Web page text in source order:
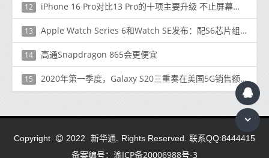
12 iPhone 16 Pro对比13 Pro的十项主要升级 不止屏幕变大
13 Apple Watch Series 6和Watch SE发布：配S6芯片组和血氧传感器
14 高通Snapdragon 865会更便宜
15 2020年第一季度，Galaxy S20三重奏在美国5G销售额中占94％
Copyright 2022 新华通. Rights Reserved. 联系QQ:8444415
备案编号：渝ICP备20006988号-3